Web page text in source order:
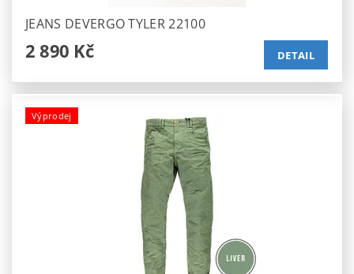
JEANS DEVERGO TYLER 22100
2 890 Kč DETAIL
Výprodej